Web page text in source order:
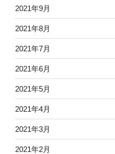
2021年9月
2021年8月
2021年7月
2021年6月
2021年5月
2021年4月
2021年3月
2021年2月